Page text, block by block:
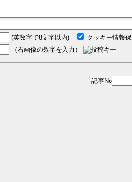
(英数字で8文字以内)
クッキー情報
（右画像の数字を入力）
記事No